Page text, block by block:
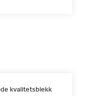
kvalitetsblekk